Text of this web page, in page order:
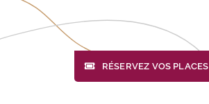
RÉSERVEZ VOS PLACES